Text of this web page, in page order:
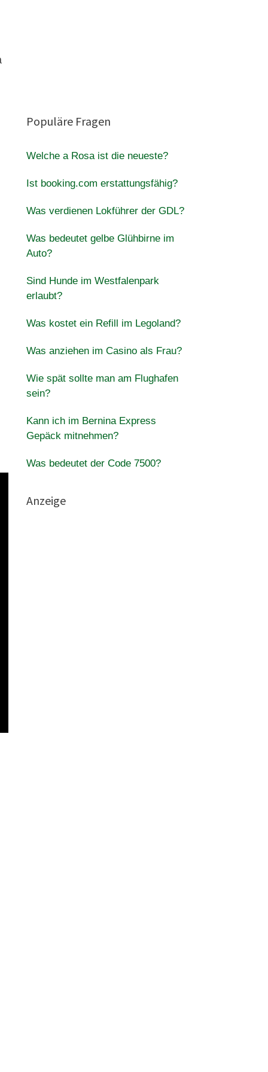
Populäre Fragen
Welche a Rosa ist die neueste?
Ist booking.com erstattungsfähig?
Was verdienen Lokführer der GDL?
Was bedeutet gelbe Glühbirne im
Auto?
Sind Hunde im Westfalenpark
erlaubt?
Was kostet ein Refill im Legoland?
Was anziehen im Casino als Frau?
Wie spät sollte man am Flughafen
sein?
Kann ich im Bernina Express
Gepäck mitnehmen?
Was bedeutet der Code 7500?
Anzeige